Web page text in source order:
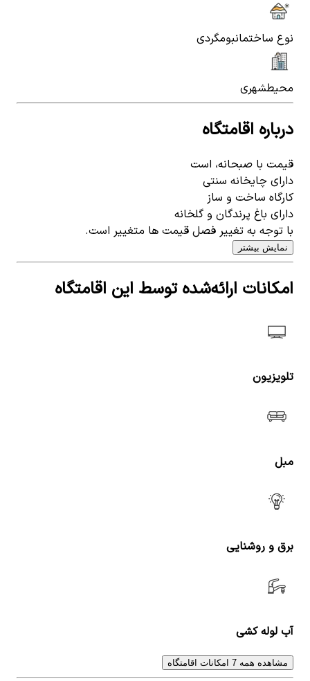
نوع ساختمانبومگردی
محیطشهری
درباره اقامتگاه
قیمت با صبحانه، است
دارای چایخانه سنتی
کارگاه ساخت و ساز
دارای باغ پرندگان و گلخانه
با توجه به تغییر فصل قیمت ها متغییر است.
نمایش بیشتر
امکانات ارائه‌شده توسط این اقامتگاه
تلویزیون
مبل
برق و روشنایی
آب لوله کشی
مشاهده همه 7 امکانات اقامتگاه